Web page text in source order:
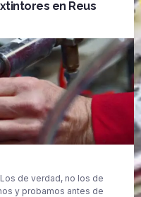
en Reus
de verdad, no los de
y probamos antes de